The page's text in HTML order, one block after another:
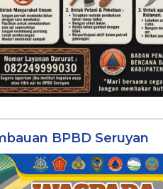
BPBD Seruyan